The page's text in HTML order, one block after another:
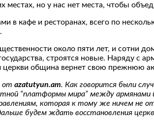
местах, но у нас нет места, чтобы
в кафе и ресторанах, всего по
около пяти лет, и сотни
строятся новые. Наряду с
община вернет свою прежнюю
от azatutyun.am. Как говорится были
“платформы мира” между
которая к тому же ничем не
будем ждать восстановления